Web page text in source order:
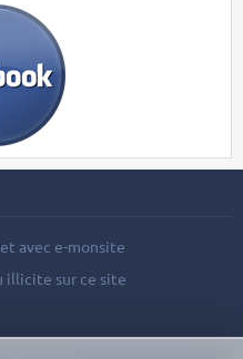
avec e-monsite
illicite sur ce site